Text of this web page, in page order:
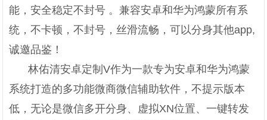
能，安全稳定不封号 。兼容安卓和华为鸿蒙所有系
统，不卡顿，不封号，丝滑流畅，可以分身其他app,
诚邀品鉴！
林佑清安卓定制V作为一款专为安卓和华为鸿蒙
系统打造的多功能微商微信辅助软件，不提示版本
低，无论是微信多开分身、虚拟XN位置、一键转发